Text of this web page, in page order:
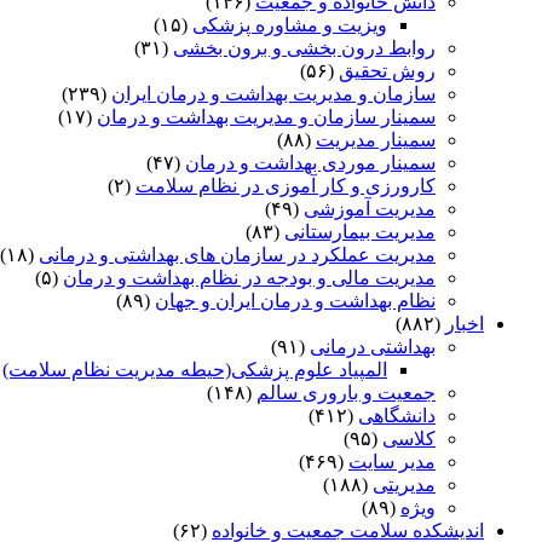
ویزیت و مشاوره پزشکی (۱۵)
روابط درون بخشی و برون بخشی (۳۱)
روش تحقیق (۵۶)
سازمان و مدیریت بهداشت و درمان ایران (۲۳۹)
سمینار سازمان و مدیریت بهداشت و درمان (۱۷)
سمینار مدیریت (۸۸)
سمینار موردی بهداشت و درمان (۴۷)
کارورزی و کار آموزی در نظام سلامت (۲)
مدیریت آموزشی (۴۹)
مدیریت بیمارستانی (۸۳)
مدیریت عملکرد در سازمان های بهداشتی و درمانی (۱۸)
مدیریت مالی و بودجه در نظام بهداشت و درمان (۵)
نظام بهداشت و درمان ایران و جهان (۸۹)
اخبار (۸۸۲)
بهداشتی درمانی (۹۱)
المپیاد علوم پزشکی(حیطه مدیریت نظام سلامت)
جمعیت و باروری سالم (۱۴۸)
دانشگاهی (۴۱۲)
کلاسی (۹۵)
مدیر سایت (۴۶۹)
مدیریتی (۱۸۸)
ویژه (۸۹)
اندیشکده سلامت جمعیت و خانواده (۶۲)